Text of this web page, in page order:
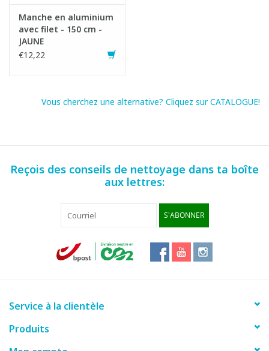
Manche en aluminium
avec filet - 150 cm -
JAUNE
€12,22
Vous cherchez une alternative? Cliquez sur CATALOGUE!
Reçois des conseils de nettoyage dans ta boîte
aux lettres:
S'ABONNER
Service à la clientèle
Produits